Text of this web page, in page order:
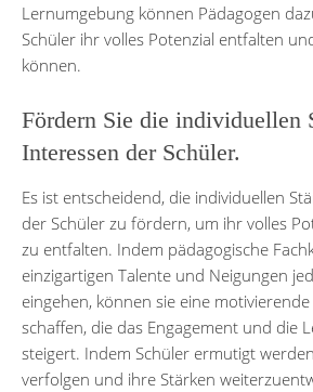
Lernumgebung können Pädagogen
Schüler ihr volles Potenzial entfalten
können.
Fördern Sie die individuellen
Interessen der Schüler.
Es ist entscheidend, die individuellen
der Schüler zu fördern, um ihr volles
zu entfalten. Indem pädagogische
einzigartigen Talente und Neigungen
eingehen, können sie eine
schaffen, die das Engagement und die
steigert. Indem Schüler ermutigt
verfolgen und ihre Stärken